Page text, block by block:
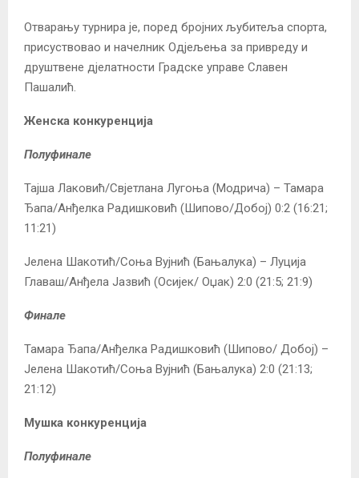
Отварању турнира је, поред бројних љубитеља спорта,
присуствовао и начелник Одјељења за привреду и
друштвене дјелатности Градске управе Славен
Пашалић.
Женска конкуренција
Полуфинале
Тајша Лаковић/Свјетлана Лугоња (Модрича) – Тамара
Ђапа/Анђелка Радишковић (Шипово/Добој) 0:2 (16:21;
11:21)
Јелена Шакотић/Соња Вујнић (Бањалука) – Луција
Главаш/Анђела Јазвић (Осијек/ Оџак) 2:0 (21:5; 21:9)
Финале
Тамара Ђапа/Анђелка Радишковић (Шипово/ Добој) –
Јелена Шакотић/Соња Вујнић (Бањалука) 2:0 (21:13;
21:12)
Мушка конкуренција
Полуфинале